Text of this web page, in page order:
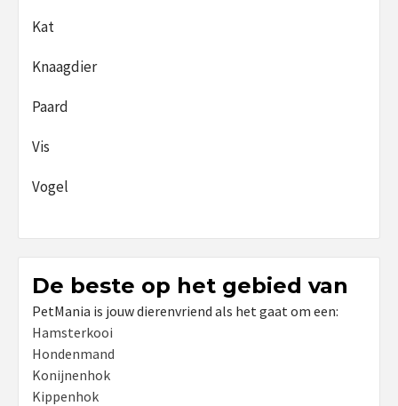
Kat
Knaagdier
Paard
Vis
Vogel
De beste op het gebied van
PetMania is jouw dierenvriend als het gaat om een:
Hamsterkooi
Hondenmand
Konijnenhok
Kippenhok